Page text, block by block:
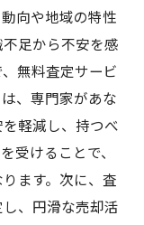
向や地域の特性
足から不安を感
無料査定サービ
、専門家があな
軽減し、持つべ
受けることで、
ます。次に、査
、円滑な売却活